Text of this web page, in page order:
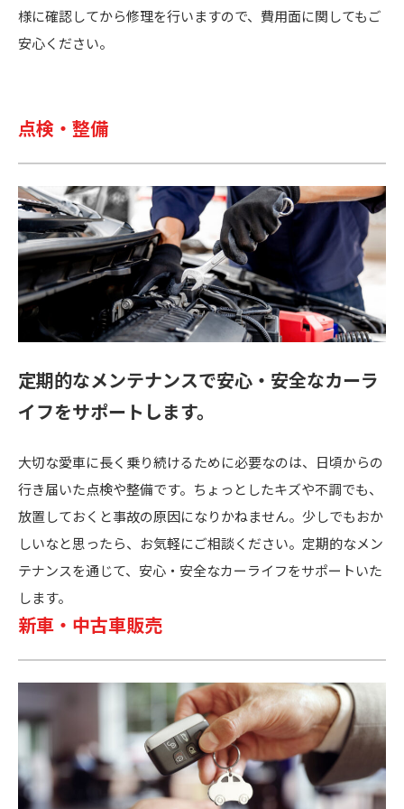
様に確認してから修理を行いますので、費用面に関してもご
安心ください。
点検・整備
定期的なメンテナンスで安心・安全なカーラ
イフをサポートします。
大切な愛車に長く乗り続けるために必要なのは、日頃からの
行き届いた点検や整備です。ちょっとしたキズや不調でも、
放置しておくと事故の原因になりかねません。少しでもおか
しいなと思ったら、お気軽にご相談ください。定期的なメン
テナンスを通じて、安心・安全なカーライフをサポートいた
します。
新車・中古車販売